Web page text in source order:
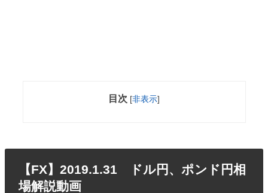
目次 [非表示]
【FX】2019.1.31 ドル円、ポンド円相
場解説動画